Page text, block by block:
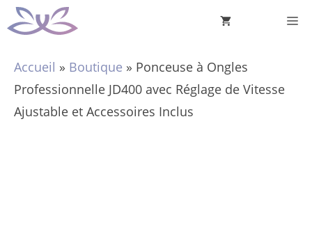
Aller
au
Accueil » Boutique » Ponceuse à Ongles
Professionnelle JD400 avec Réglage de Vitesse
Ajustable et Accessoires Inclus